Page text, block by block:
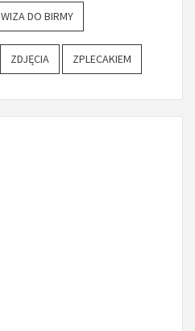
WIZA DO BIRMY
ZDJĘCIA ZPLECAKIEM